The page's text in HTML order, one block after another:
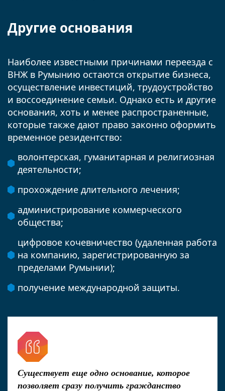
Другие основания
Наиболее известными причинами переезда с
ВНЖ в Румынию остаются открытие бизнеса,
осуществление инвестиций, трудоустройство
и воссоединение семьи. Однако есть и другие
основания, хоть и менее распространенные,
которые также дают право законно оформить
временное резидентство:
волонтерская, гуманитарная и религиозная
деятельности;
прохождение длительного лечения;
администрирование коммерческого
общества;
цифровое кочевничество (удаленная работа
на компанию, зарегистрированную за
пределами Румынии);
получение международной защиты.
Существует еще одно основание, которое
позволяет сразу получить гражданство